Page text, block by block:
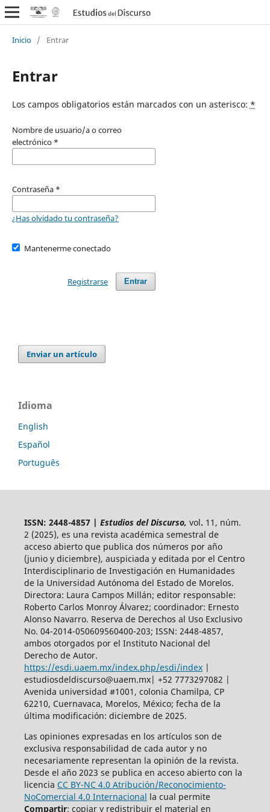
Inicio / Entrar
Entrar
Los campos obligatorios están marcados con un asterisco: *
Nombre de usuario/a o correo
electrónico *
Contraseña *
¿Has olvidado tu contraseña?
Mantenerme conectado
Entrar
Registrarse
Enviar un artículo
Idioma
English
Español
Português
ISSN: 2448-4857 | Estudios del Discurso, vol. 11, núm.
2 (2025), es una revista académica semestral de
acceso abierto que publica dos números por año
(junio y diciembre), auspiciada y editada por el Centro
Interdisciplinario de Investigación en Humanidades
de la Universidad Autónoma del Estado de Morelos.
Directora: Laura Campos Millán; editor responsable:
Roberto Carlos Monroy Álvarez; coordinador: Ernesto
Alonso Navarro. Reserva de Derechos al Uso Exclusivo
No. 04-2014-050609560400-203; ISSN: 2448-4857,
ambos otorgados por el Instituto Nacional del
Derecho de Autor.
https://esdi.uaem.mx/index.php/esdi/index|
estudiosdeldiscurso@uaem.mx| +52 7773297082 |
Avenida universidad #1001, colonia Chamilpa, CP
62210, Cuernavaca, Morelos, México; fecha de la
última modificación: diciembre de 2025.
Las opiniones expresadas en los artículos son de
exclusiva responsabilidad de cada autor y no
necesariamente representan la opinión de la revista.
Desde el año 2023 se publica en acceso abierto con la
licencia CC BY-NC 4.0 Atribución/Reconocimiento-
NoComercial 4.0 Internacional la cual permite
Compartir: copiar y redistribuir el material en